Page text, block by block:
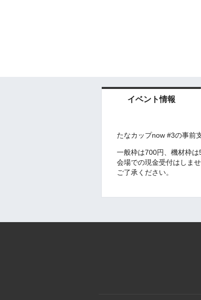
イベント情報
たなカップnow #3の事前
一般枠は700円、機材枠は
会場での現金受付はしませ
ご了承ください。